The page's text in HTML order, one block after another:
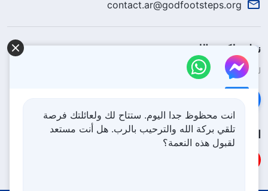
contact.ar@godfootsteps.org
نزل ملكوت الله.
لقد نزلت المملكة بالفعل إلى الأرض! هل تريد دخوله؟
اتبعنا
انت محظوظ جدا اليوم. ستتاح لك ولعائلتك فرصة
تلقي بركة الله والترحيب بالرب. هل أنت مستعد
لقبول هذه النعمة؟